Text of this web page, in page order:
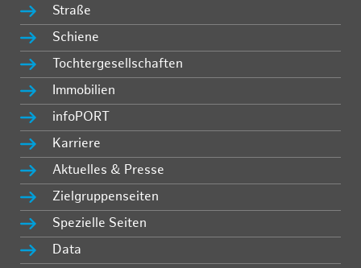
Straße
Schiene
Tochtergesellschaften
Immobilien
infoPORT
Karriere
Aktuelles & Presse
Zielgruppenseiten
Spezielle Seiten
Data